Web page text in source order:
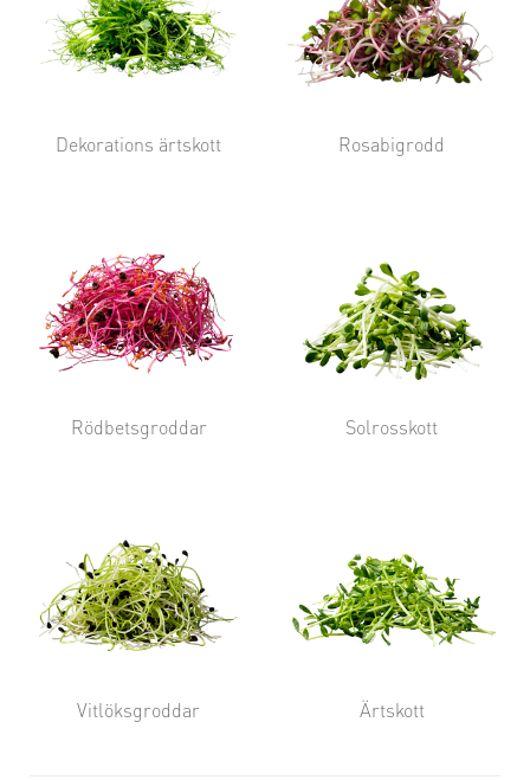
Dekorations ärtskott Rosabigrodd
Rödbetsgroddar Solrosskott
Vitlöksgroddar Ärtskott